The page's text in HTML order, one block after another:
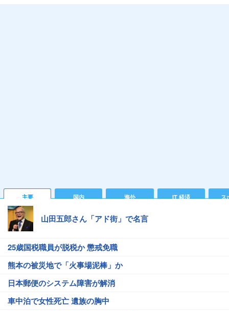
主要 国内 海外 IT 経済 ス
山田五郎さん「アド街」で名言
25歳国税職員が脱税か 懲戒免職
熊本の被災地で「火事場泥棒」か
日本郵便のシステム障害が解消
車中泊で女性死亡 遺族の胸中